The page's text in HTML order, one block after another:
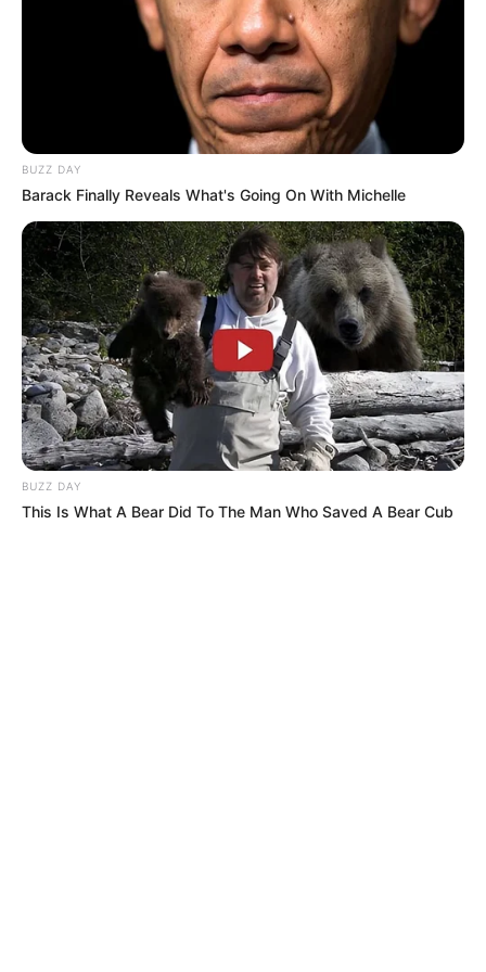
BUZZ DAY
Barack Finally Reveals What's Going On With Michelle
BUZZ DAY
This Is What A Bear Did To The Man Who Saved A Bear Cub